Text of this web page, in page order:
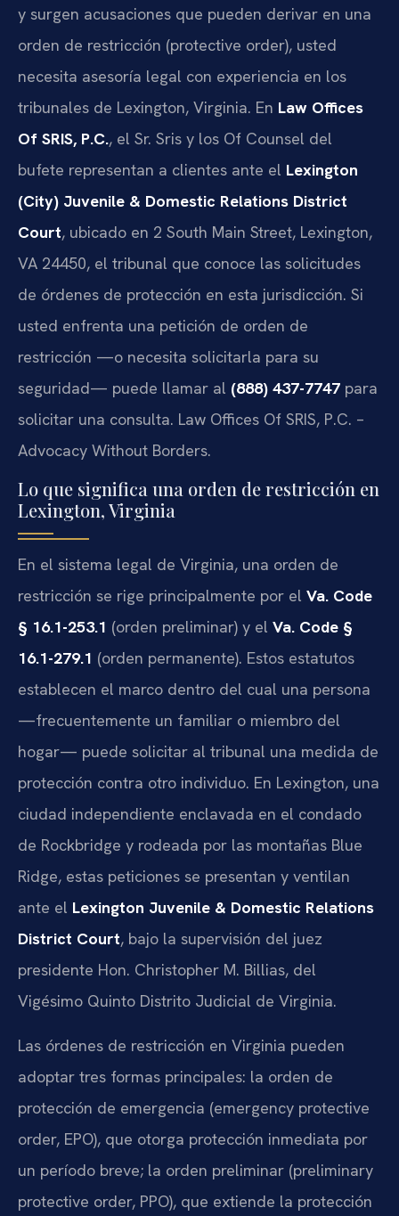
y surgen acusaciones que pueden derivar en una
orden de restricción (protective order), usted
necesita asesoría legal con experiencia en los
tribunales de Lexington, Virginia. En Law Offices
Of SRIS, P.C., el Sr. Sris y los Of Counsel del
bufete representan a clientes ante el Lexington
(City) Juvenile & Domestic Relations District
Court, ubicado en 2 South Main Street, Lexington,
VA 24450, el tribunal que conoce las solicitudes
de órdenes de protección en esta jurisdicción. Si
usted enfrenta una petición de orden de
restricción —o necesita solicitarla para su
seguridad— puede llamar al (888) 437-7747 para
solicitar una consulta. Law Offices Of SRIS, P.C. –
Advocacy Without Borders.
Lo que significa una orden de restricción en
Lexington, Virginia
En el sistema legal de Virginia, una orden de
restricción se rige principalmente por el Va. Code
§ 16.1-253.1 (orden preliminar) y el Va. Code §
16.1-279.1 (orden permanente). Estos estatutos
establecen el marco dentro del cual una persona
—frecuentemente un familiar o miembro del
hogar— puede solicitar al tribunal una medida de
protección contra otro individuo. En Lexington, una
ciudad independiente enclavada en el condado
de Rockbridge y rodeada por las montañas Blue
Ridge, estas peticiones se presentan y ventilan
ante el Lexington Juvenile & Domestic Relations
District Court, bajo la supervisión del juez
presidente Hon. Christopher M. Billias, del
Vigésimo Quinto Distrito Judicial de Virginia.
Las órdenes de restricción en Virginia pueden
adoptar tres formas principales: la orden de
protección de emergencia (emergency protective
order, EPO), que otorga protección inmediata por
un período breve; la orden preliminar (preliminary
protective order, PPO), que extiende la protección